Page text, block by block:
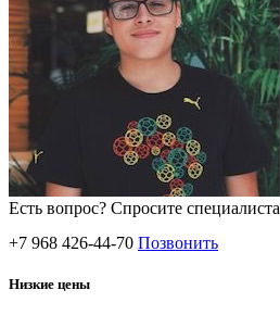
Есть вопрос? Спросите специалиста
+7 968 426-44-70 Позвонить
Низкие цены